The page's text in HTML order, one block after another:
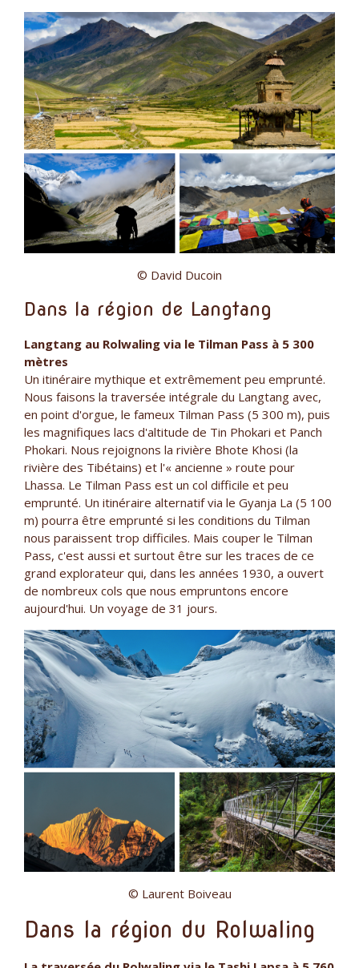
© David Ducoin
Dans la région de Langtang
Langtang au Rolwaling via le Tilman Pass à 5 300
mètres
Un itinéraire mythique et extrêmement peu emprunté.
Nous faisons la traversée intégrale du Langtang avec,
en point d'orgue, le fameux Tilman Pass (5 300 m), puis
les magnifiques lacs d'altitude de Tin Phokari et Panch
Phokari. Nous rejoignons la rivière Bhote Khosi (la
rivière des Tibétains) et l'« ancienne » route pour
Lhassa. Le Tilman Pass est un col difficile et peu
emprunté. Un itinéraire alternatif via le Gyanja La (5 100
m) pourra être emprunté si les conditions du Tilman
nous paraissent trop difficiles. Mais couper le Tilman
Pass, c'est aussi et surtout être sur les traces de ce
grand explorateur qui, dans les années 1930, a ouvert
de nombreux cols que nous empruntons encore
aujourd'hui. Un voyage de 31 jours.
© Laurent Boiveau
Dans la région du Rolwaling